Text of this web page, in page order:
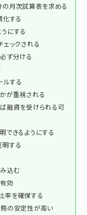
月次試算表を求める
する
にする
ックされる
ず分ける
する
が重視される
融資を受けられる可
きるようにする
する
込む
効
率を確保する
の安定性が高い